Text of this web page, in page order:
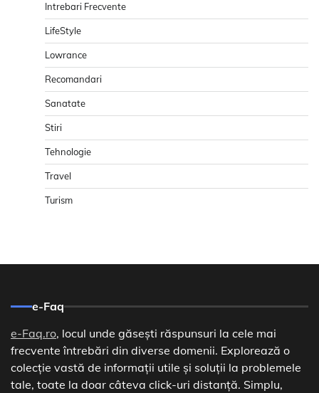
Intrebari Frecvente
LifeStyle
Lowrance
Recomandari
Sanatate
Stiri
Tehnologie
Travel
Turism
e-Faq
e-Faq.ro, locul unde găsești răspunsuri la cele mai
frecvente întrebări din diverse domenii. Explorează o
colecție vastă de informații utile și soluții la problemele
tale, toate la doar câteva click-uri distanță. Simplu,